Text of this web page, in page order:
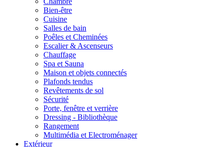
Bien-être
Cuisine
Salles de bain
Poêles et Cheminées
Escalier & Ascenseurs
Chauffage
Spa et Sauna
Maison et objets connectés
Plafonds tendus
Revêtements de sol
Sécurité
Porte, fenêtre et verrière
Dressing - Bibliothèque
Rangement
Multimédia et Electroménager
Extérieur